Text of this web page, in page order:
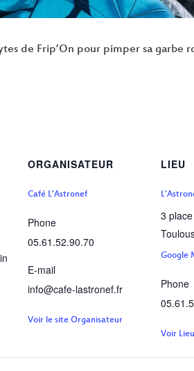
de Frip’On pour pimper sa garbe
ORGANISATEUR
Café L’Astronef
Phone
05.61.52.90.70
E-mail
info@cafe-lastronef.fr
Voir le site Organisateur
LIEU
3
Google
Phone
Voir